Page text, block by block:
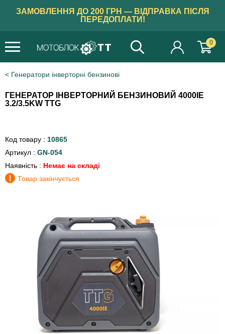
ЗАМОВЛЕННЯ ДО 200 ГРН — ВІДПРАВКА ПІСЛЯ
ПЕРЕДОПЛАТИ!
0
Генератори інверторні бензинові
ГЕНЕРАТОР ІНВЕРТОРНИЙ БЕНЗИНОВИЙ 4000IE
3.2/3.5KW TTG
Код товару : 10865
Артикул : GN-054
Наявність : Немає на складі
! Товар закінчується